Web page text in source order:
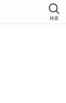
検索